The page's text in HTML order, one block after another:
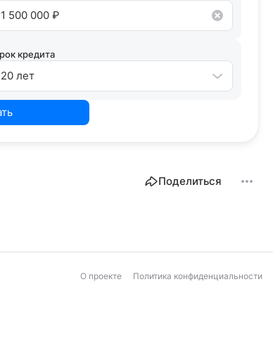
кредита
20 лет
Поделиться
О проекте Политика конфиденциальности